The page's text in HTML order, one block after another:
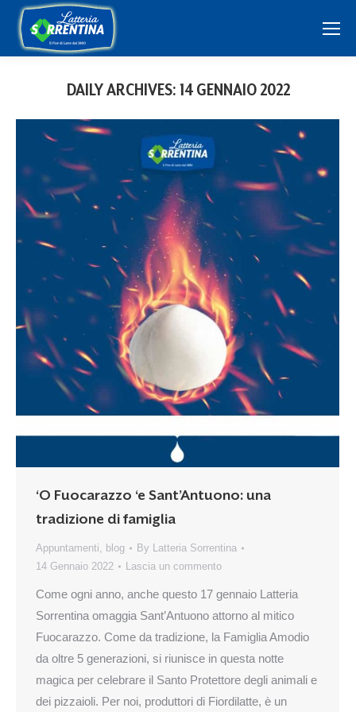
DAILY ARCHIVES: 14 GENNAIO 2022
‘O Fuocarazzo ‘e Sant’Antuono: una
tradizione di famiglia
Appuntamenti, blog By Latteria Sorrentina
14 Gennaio 2022
Lascia un commento
Come ogni anno, anche questo 17 gennaio Latteria
Sorrentina omaggia Sant’Antuono attorno al mitico
Fuocarazzo. Come da tradizione, la Famiglia Amodio
da oltre 5 generazioni, si riunisce in questa notte
magica per celebrare il Santo Protettore degli animali e
dei pizzaioli. Per noi, produttori di Fiordilatte, è un